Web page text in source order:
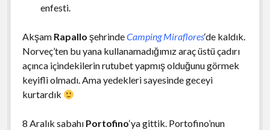
enfesti.
Akşam Rapallo şehrindeCamping Miraflores‘de kaldık.
Norveç’ten bu yana kullanamadığımız araç üstü çadırı
açınca içindekilerin rutubet yapmış olduğunu görmek
keyifli olmadı. Ama yedekleri sayesinde geceyi
kurtardık
8 Aralık sabahı Portofino‘ya gittik. Portofino’nun